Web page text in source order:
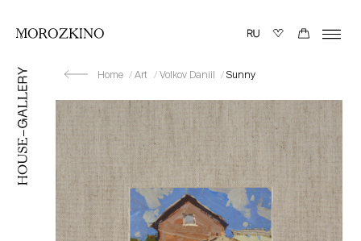
Home Art Volkov Daniil Sunny